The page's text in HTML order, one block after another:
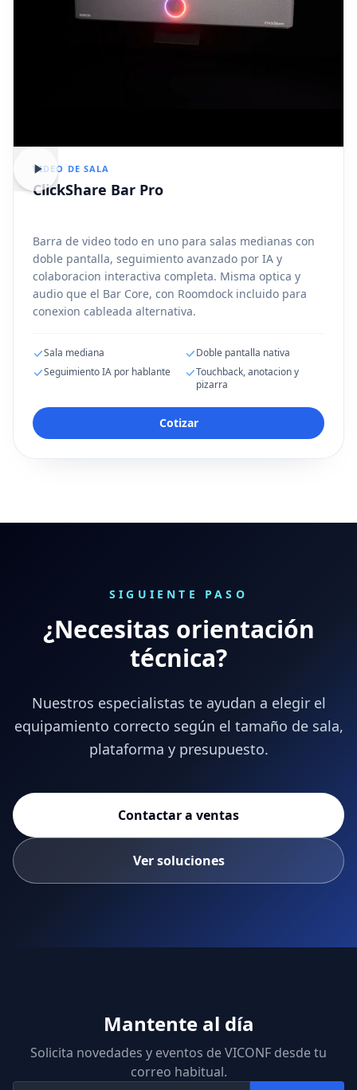
VIDEO DE SALA
ClickShare Bar Pro
Barra de video todo en uno para salas medianas con
doble pantalla, seguimiento avanzado por IA y
colaboracion interactiva completa. Misma optica y
audio que el Bar Core, con Roomdock incluido para
conexion cableada alternativa.
Sala mediana
Doble pantalla nativa
Seguimiento IA por hablante
Touchback, anotacion y
pizarra
Cotizar
SIGUIENTE PASO
¿Necesitas orientación
técnica?
Nuestros especialistas te ayudan a elegir el
equipamiento correcto según el tamaño de sala,
plataforma y presupuesto.
Contactar a ventas
Ver soluciones
Mantente al día
Solicita novedades y eventos de VICONF desde tu
correo habitual.